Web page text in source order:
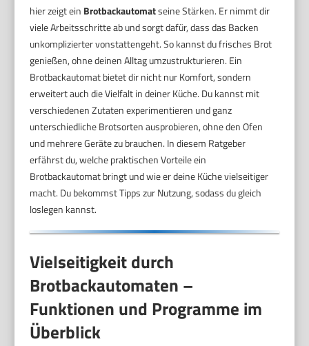
hier zeigt ein Brotbackautomatseine Stärken. Er nimmt dir
viele Arbeitsschritte ab und sorgt dafür, dass das Backen
unkomplizierter vonstattengeht. So kannst du frisches Brot
genießen, ohne deinen Alltag umzustrukturieren. Ein
Brotbackautomat bietet dir nicht nur Komfort, sondern
erweitert auch die Vielfalt in deiner Küche. Du kannst mit
verschiedenen Zutaten experimentieren und ganz
unterschiedliche Brotsorten ausprobieren, ohne den Ofen
und mehrere Geräte zu brauchen. In diesem Ratgeber
erfährst du, welche praktischen Vorteile ein
Brotbackautomat bringt und wie er deine Küche vielseitiger
macht. Du bekommst Tipps zur Nutzung, sodass du gleich
loslegen kannst.
Vielseitigkeit durch
Brotbackautomaten –
Funktionen und Programme im
Überblick